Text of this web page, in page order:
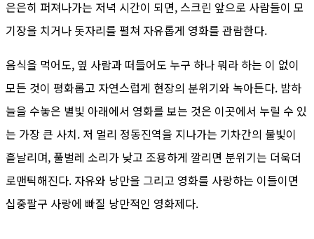
은은히 퍼져나가는 저녁 시간이 되면, 스크린 앞으로 사람들이 모
기장을 치거나 돗자리를 펼쳐 자유롭게 영화를 관람한다.
음식을 먹어도, 옆 사람과 떠들어도 누구 하나 뭐라 하는 이 없이
모든 것이 평화롭고 자연스럽게 현장의 분위기와 녹아든다. 밤하
늘을 수놓은 별빛 아래에서 영화를 보는 것은 이곳에서 누릴 수 있
는 가장 큰 사치. 저 멀리 정동진역을 지나가는 기차간의 불빛이
흩날리며, 풀벌레 소리가 낮고 조용하게 깔리면 분위기는 더욱더
로맨틱해진다. 자유와 낭만을 그리고 영화를 사랑하는 이들이면
십중팔구 사랑에 빠질 낭만적인 영화제다.